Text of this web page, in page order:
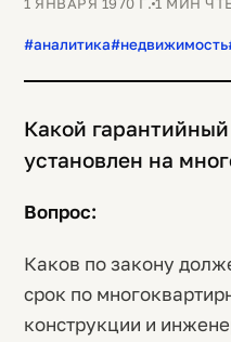
#аналитика#недвижимость
Какой
установлен на
Вопрос:
Каков по закону
срок по
конструкции и